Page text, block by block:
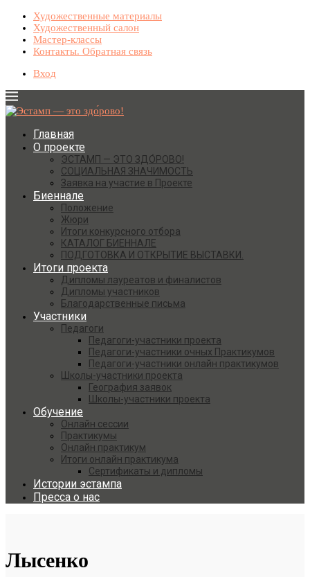
Художественные материалы
Художественный салон
Мастер-классы
Контакты. Обратная связь
Вход
Главная
О проекте
ЭСТАМП — ЭТО ЗДО́РОВО!
СОЦИАЛЬНАЯ ЗНАЧИМОСТЬ
Заявка на участие в Проекте
Биеннале
Положение
Жюри
Итоги конкурсного отбора
КАТАЛОГ БИЕННАЛЕ
ПОДГОТОВКА И ОТКРЫТИЕ ВЫСТАВКИ.
Итоги проекта
Дипломы лауреатов и финалистов
Дипломы участников
Благодарственные письма
Участники
Педагоги
Педагоги-участники проекта
Педагоги-участники очных Практикумов
Педагоги-участники онлайн практикумов
Школы-участники проекта
География заявок
Школы-участники проекта
Обучение
Онлайн сессии
Практикумы
Онлайн практикум
Итоги онлайн практикума
Сертификаты и дипломы
Истории эстампа
Пресса о нас
Лысенко